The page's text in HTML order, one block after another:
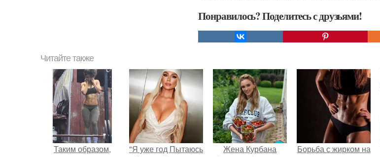
Понравилось? Поделитесь с друзьями!
Читайте также
Таким образом,
"Я уже год Пытаюсь
Жена Курбана
Борьба с жирком на